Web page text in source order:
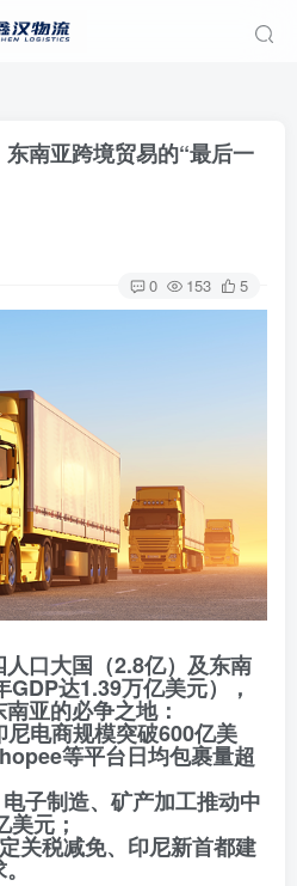
南亚跨境贸易的“最后一
0 153 5
口大国（2.8亿）及东南
达1.39万亿美元），
亚的必争之地：
电商规模突破600亿美
等平台日均包裹量超
子制造、矿产加工推动中
元；
关税减免、印尼新首都建